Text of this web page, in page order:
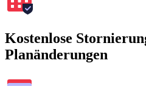
Kostenlose
Planänderungen